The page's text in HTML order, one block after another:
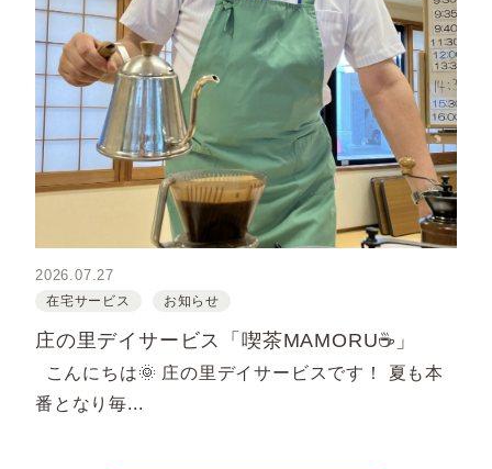
2026.07.27
在宅サービス お知らせ
庄の里デイサービス「喫茶MAMORU☕」
こんにちは🌞 庄の里デイサービスです！ 夏も本
番となり毎...